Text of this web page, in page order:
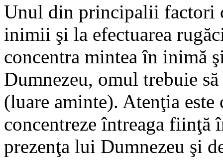
Unul din principalii factori
inimii şi la efectuarea
concentra mintea în inimă
Dumnezeu, omul trebuie
(luare aminte). Atenţia este
concentreze întreaga fiinţă
prezenţa lui Dumnezeu şi